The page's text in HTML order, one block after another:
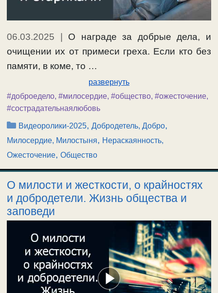
06.03.2025 | О награде за добрые дела, и
очищении их от примеси греха. Если кто без
памяти, в коме, то …
развернуть
#доброедело, #милосердие, #общество, #ожесточение,
#сострадательнаялюбовь
Рубрики
Видеоролики-2025,Добродетель, Добро,
Милосердие, Милостыня, Нераскаянность,
Ожесточение, Общество
О милости и жесткости, о крайностях
и добродетели. Жизнь общества и
заповеди